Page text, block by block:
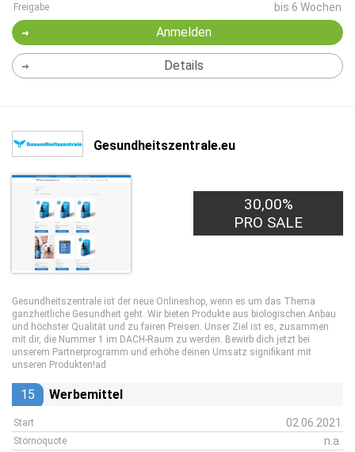
Freigabe bis 6 Wochen
Anmelden
Details
Gesundheitszentrale.eu
30,00%
PRO SALE
Gesundheitszentrale ist der neue Onlineshop, wenn es um das Thema
ganzheitliche Gesundheit geht. Wir bieten Produkte aus biologischen Anbau
und höchster Qualität und zu fairen Preisen. Unser Ziel ist es, zusammen
mit dir, die Nummer 1 im DACH-Raum zu werden. Bewirb dich jetzt bei
unserem Partnerprogramm und erhöhe deinen Umsatz signifikant mit
unseren Produkten!ad
15 Werbemittel
Start 02.06.2021
Stornoquote n.a.